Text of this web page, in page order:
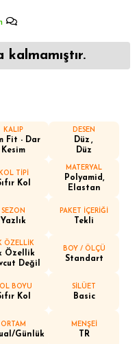
kalmamıştır.
KALIP
Fit - Dar
Kesim
DESEN
Düz
Düz
KOL TİPİ
Kol
MATERYAL
Polyamid,
Elastan
SEZON
Yazlık
PAKET İÇERİĞİ
Tekli
ÖZELLİK
Özellik
Değil
BOY / ÖLÇÜ
Standart
BOYU
Kol
SİLÜET
Basic
ORTAM
Günlük
MENŞEİ
TR